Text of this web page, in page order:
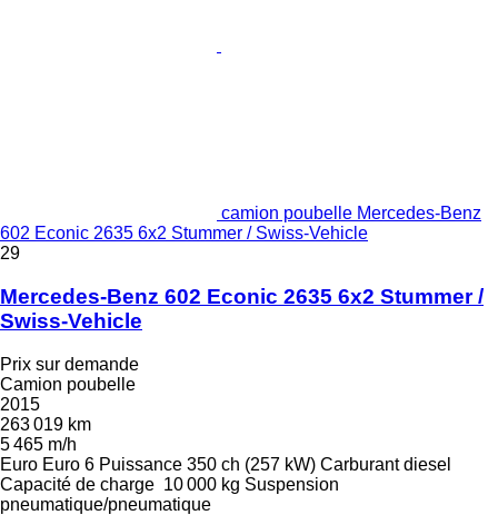
camion poubelle Mercedes-Benz
602 Econic 2635 6x2 Stummer / Swiss-Vehicle
29
Mercedes-Benz 602 Econic 2635 6x2 Stummer /
Swiss-Vehicle
Prix sur demande
Camion poubelle
2015
263 019 km
5 465 m/h
Euro Euro 6 Puissance 350 ch (257 kW) Carburant diesel
Capacité de charge 10 000 kg Suspension
pneumatique/pneumatique